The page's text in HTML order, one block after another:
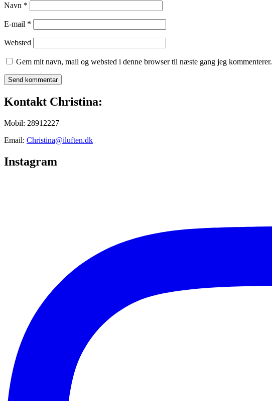
Navn *
E-mail *
Websted
Gem mit navn, mail og websted i denne browser til næste gang jeg kommenterer.
Kontakt Christina:
Mobil: 28912227
Email: Christina@iluften.dk
Instagram